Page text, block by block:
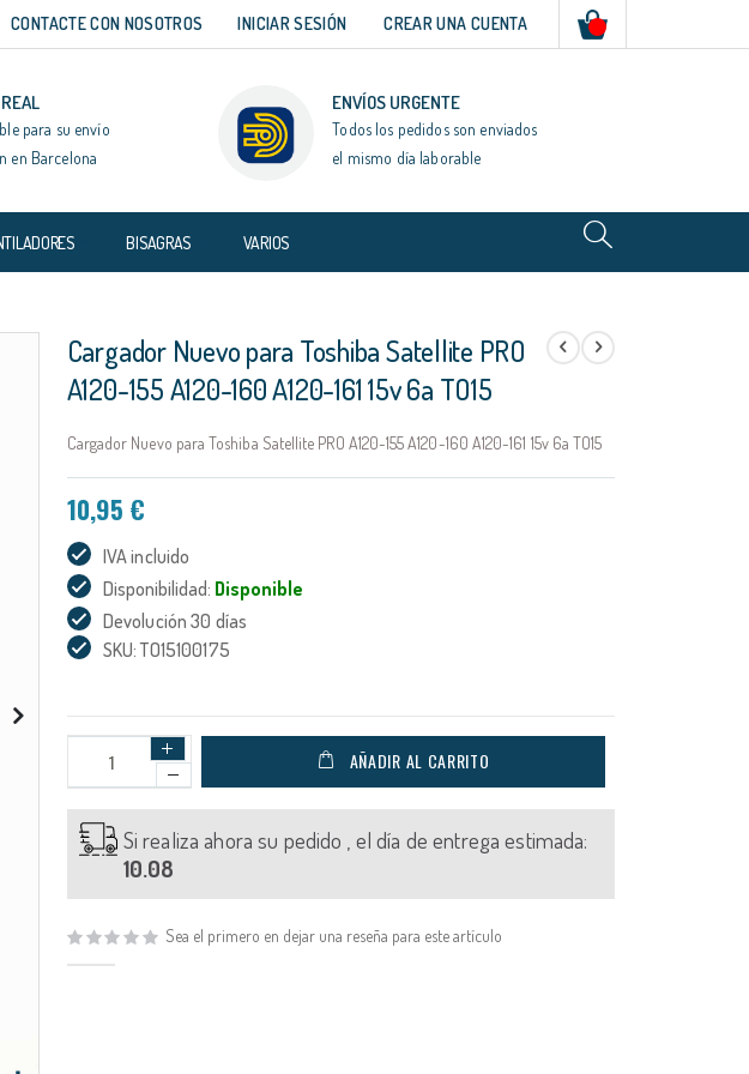
CONTACTE CON NOSOTROS INICIAR SESIÓN CREAR UNA CUENTA
para su envío
en Barcelona
ENVÍOS URGENTE
Todos los pedidos son enviados
el mismo día laborable
BISAGRAS VARIOS
Cargador Nuevo para Toshiba Satellite PRO
A120-155 A120-160 A120-161 15v 6a TO15
Cargador Nuevo para Toshiba Satellite PRO A120-155 A120-160 A120-161 15v 6a TO15
10,95 €
IVA incluido
Disponibilidad: Disponible
Devolución 30 días
SKU: TO15100175
AÑADIR AL CARRITO
Si realiza ahora su pedido , el día de entrega estimada:
10.08
Sea el primero en dejar una reseña para este artículo